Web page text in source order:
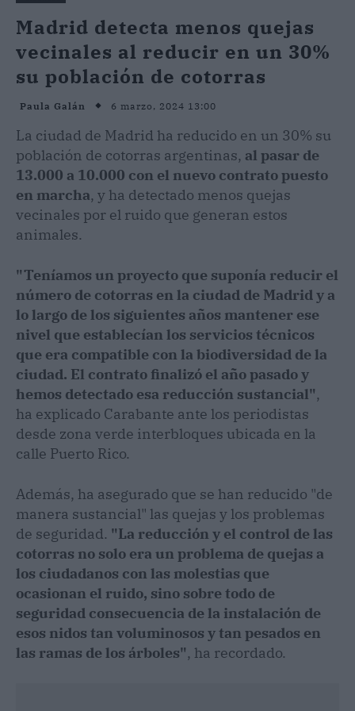
Madrid detecta menos quejas
vecinales al reducir en un 30%
su población de cotorras
Paula Galán 6 marzo, 2024 13:00
La ciudad de Madrid ha reducido en un 30% su
población de cotorras argentinas, al pasar de
13.000 a 10.000 con el nuevo contrato puesto
en marcha, y ha detectado menos quejas
vecinales por el ruido que generan estos
animales.
"Teníamos un proyecto que suponía reducir el
número de cotorras en la ciudad de Madrid y a
lo largo de los siguientes años mantener ese
nivel que establecían los servicios técnicos
que era compatible con la biodiversidad de la
ciudad. El contrato finalizó el año pasado y
hemos detectado esa reducción sustancial",
ha explicado Carabante ante los periodistas
desde zona verde interbloques ubicada en la
calle Puerto Rico.
Además, ha asegurado que se han reducido "de
manera sustancial" las quejas y los problemas
de seguridad. "La reducción y el control de las
cotorras no solo era un problema de quejas a
los ciudadanos con las molestias que
ocasionan el ruido, sino sobre todo de
seguridad consecuencia de la instalación de
esos nidos tan voluminosos y tan pesados en
las ramas de los árboles", ha recordado.